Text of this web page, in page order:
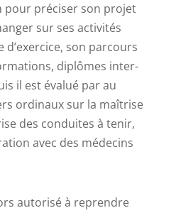
pour préciser son projet
sur ses activités
son parcours
diplômes inter-
il est évalué par au
ordinaux sur la maîtrise
des conduites à tenir,
avec des médecins
autorisé à reprendre